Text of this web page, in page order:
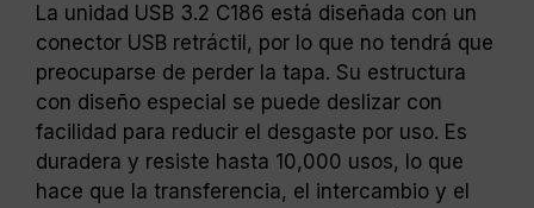
La unidad USB 3.2 C186 está diseñada con un
conector USB retráctil, por lo que no tendrá que
preocuparse de perder la tapa. Su estructura
con diseño especial se puede deslizar con
facilidad para reducir el desgaste por uso. Es
duradera y resiste hasta 10,000 usos, lo que
hace que la transferencia, el intercambio y el